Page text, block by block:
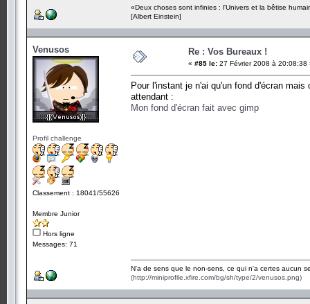
«Deux choses sont infinies : l'Univers et la bêtise
[Albert Einstein]
Venusos
Profil challenge
Classement : 18041/55626
Membre Junior
Hors ligne
Messages: 71
Re : Vos Bureaux !
« #85 le: 27 Février 2008 à 20:08:38
Pour l'instant je n'ai qu'un fond d'écran
attendant :
Mon fond d'écran fait avec gimp
N'a de sens que le non-sens, ce qui n'a certes aucun
(http://miniprofile.xfire.com/bg/sh/type/2/venusos.png)